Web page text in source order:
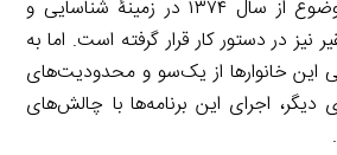
پرداخت کند. همین موضوع از سال ۱۳۷۴ در زمینۀ شناسایی و
نیز در دستور کار قرار گرفته است. اما به
این خانوارها از یک‌سو و محدودیت‌های
اجرای این برنامه‌ها با چالش‌های